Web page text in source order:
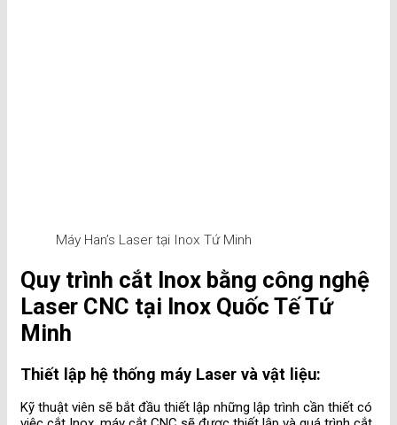
Máy Han’s Laser tại Inox Tứ Minh
Quy trình cắt Inox bằng công nghệ
Laser CNC tại Inox Quốc Tế Tứ
Minh
Thiết lập hệ thống máy Laser và vật liệu:
Kỹ thuật viên sẽ bắt đầu thiết lập những lập trình cần thiết có